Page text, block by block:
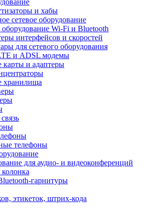
и хабы
сетевое оборудование
оборудование Wi-Fi и Bluetooth
интерфейсов и скоростей
для сетевого оборудования
и ADSL модемы
карты и адаптеры
хранилища
телефоны
для аудио- и видеоконференций
гарнитуры
этикеток, штрих-кода